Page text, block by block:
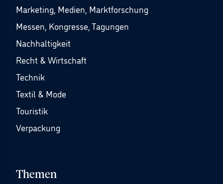
Marketing, Medien, Marktforschung
Messen, Kongresse, Tagungen
Nachhaltigkeit
Recht & Wirtschaft
Technik
Textil & Mode
Touristik
Verpackung
Themen